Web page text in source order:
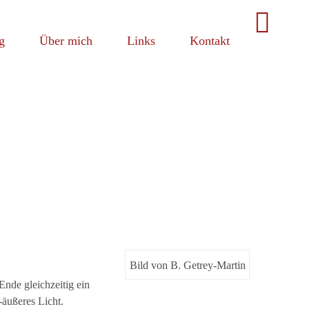
Über mich Links Kontakt
Bild von B. Getrey-Martin
gleichzeitig ein
Licht.